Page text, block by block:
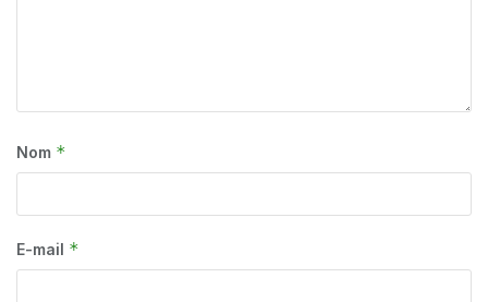
Nom *
E-mail *